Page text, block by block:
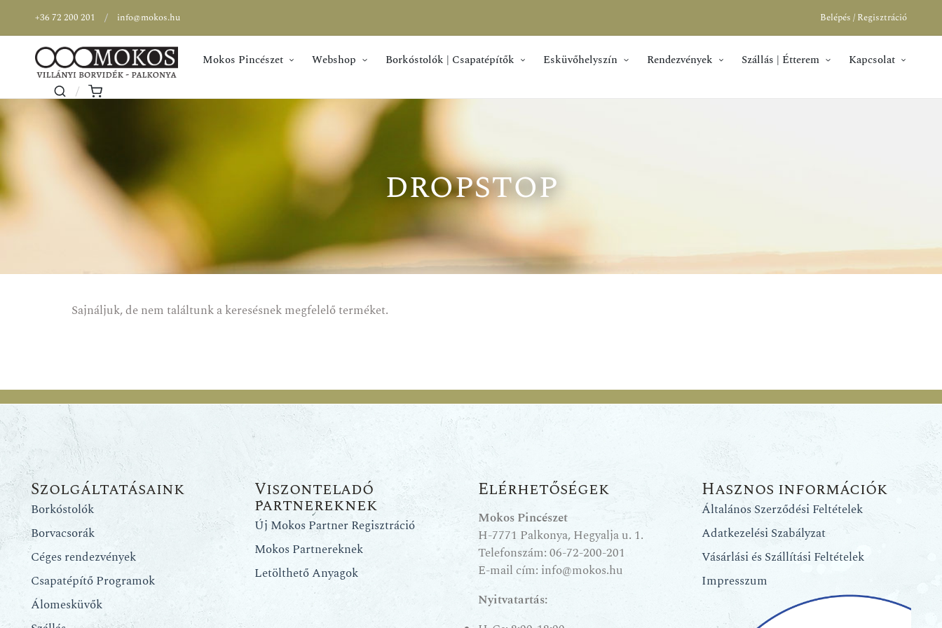
+36 72 200 201 info@mokos.hu Belépés / Regisztráció
Mokos Pincészet Webshop Borkóstolók | Csapatépítők Esküvőhelyszín Rendezvények Szállás | Étterem Kapcsolat
dropstop
Sajnáljuk, de nem találtunk a keresésnek megfelelő terméket.
Szolgáltatásaink
Borkóstolók
Borvacsorák
Céges rendezvények
Csapatépítő Programok
Álomesküvők
Viszonteladó
partnereknek
Új Mokos Partner Regisztráció
Mokos Partnereknek
Letölthető Anyagok
Elérhetőségek
Mokos Pincészet
H-7771 Palkonya, Hegyalja u. 1.
Telefonszám:06-72-200-201
E-mail cím: info@mokos.hu
Nyitvatartás:
Hasznos információk
Általános Szerződési Feltételek
Adatkezelési Szabályzat
Vásárlási és Szállítási Feltételek
Impresszum